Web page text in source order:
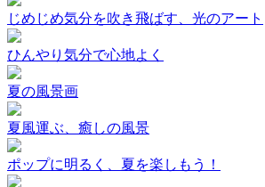
じめじめ気分を吹き飛ばす、光のアート
ひんやり気分で心地よく
夏の風景画
夏風運ぶ、癒しの風景
ポップに明るく、夏を楽しもう！